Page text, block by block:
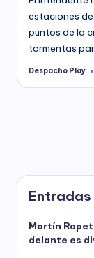
estaciones
puntos de la
tormentas
Posted
Despacho Play
de
Martín
delante es